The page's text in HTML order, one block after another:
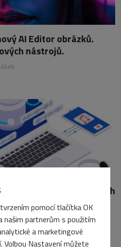
pomocí tlačítka OK
našim partnerům s použitím
a marketingové
Volbou Nastavení můžete
AI Editor obrázků.
nástrojů.
nasazení AI v reálných